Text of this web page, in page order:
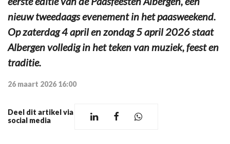
nieuw tweedaags evenement in het paasweekend.
Op zaterdag 4 april en zondag 5 april 2026 staat
Albergen volledig in het teken van muziek, feest en
traditie.
26 maart 2026 16:00
Deel dit artikel via
social media